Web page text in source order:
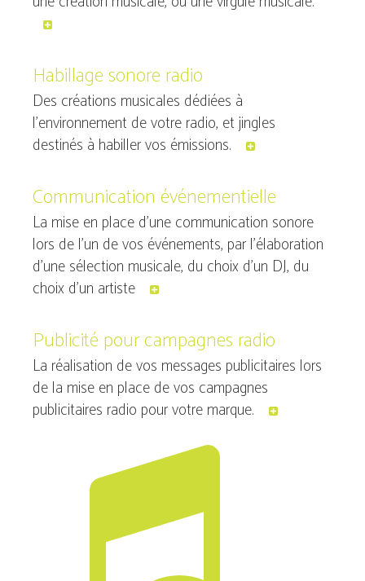
Habillage sonore radio
Des créations musicales dédiées à
l'environnement de votre radio, et jingles
destinés à habiller vos émissions.
Communication événementielle
La mise en place d'une communication sonore
lors de l’un de vos événements, par l'élaboration
d'une sélection musicale, du choix d'un DJ, du
choix d'un artiste
Publicité pour campagnes radio
La réalisation de vos messages publicitaires lors
de la mise en place de vos campagnes
publicitaires radio pour votre marque.